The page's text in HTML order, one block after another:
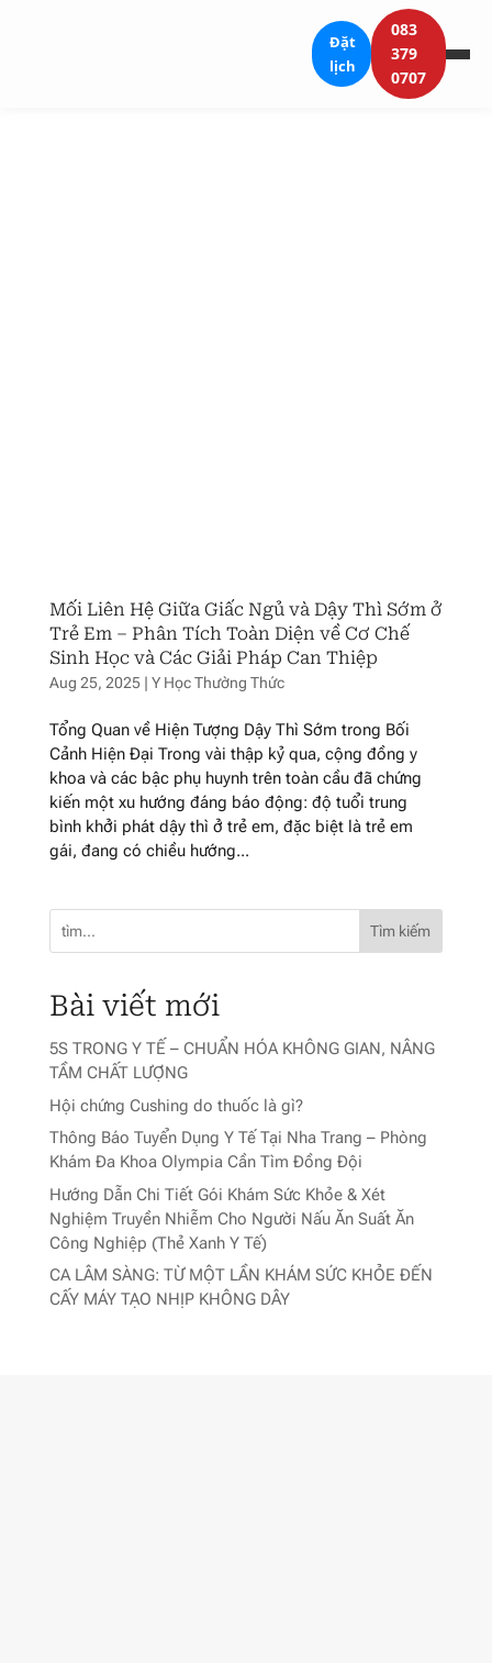
Đặt
lịch
083
379
0707
Mối Liên Hệ Giữa Giấc Ngủ và Dậy Thì Sớm ở
Trẻ Em – Phân Tích Toàn Diện về Cơ Chế
Sinh Học và Các Giải Pháp Can Thiệp
Aug 25, 2025| Y Học Thường Thức
Tổng Quan về Hiện Tượng Dậy Thì Sớm trong Bối
Cảnh Hiện Đại Trong vài thập kỷ qua, cộng đồng y
khoa và các bậc phụ huynh trên toàn cầu đã chứng
kiến một xu hướng đáng báo động: độ tuổi trung
bình khởi phát dậy thì ở trẻ em, đặc biệt là trẻ em
gái, đang có chiều hướng...
Tìm kiếm
Bài viết mới
5S TRONG Y TẾ – CHUẨN HÓA KHÔNG GIAN, NÂNG
TẦM CHẤT LƯỢNG
Hội chứng Cushing do thuốc là gì?
Thông Báo Tuyển Dụng Y Tế Tại Nha Trang – Phòng
Khám Đa Khoa Olympia Cần Tìm Đồng Đội
Hướng Dẫn Chi Tiết Gói Khám Sức Khỏe & Xét
Nghiệm Truyền Nhiễm Cho Người Nấu Ăn Suất Ăn
Công Nghiệp (Thẻ Xanh Y Tế)
CA LÂM SÀNG: TỪ MỘT LẦN KHÁM SỨC KHỎE ĐẾN
CẤY MÁY TẠO NHỊP KHÔNG DÂY